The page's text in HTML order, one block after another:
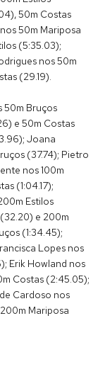
50m Costas
50m Mariposa
(5:35.03);
nos 50m
(29.19).
50m Bruços
e 50m Costas
Joana
(37.74); Pietro
nos 100m
(1:04.17);
Estilos
e 200m
(1:34.45);
Lopes nos
Erik Howland nos
Costas (2:45.05);
Cardoso nos
Mariposa